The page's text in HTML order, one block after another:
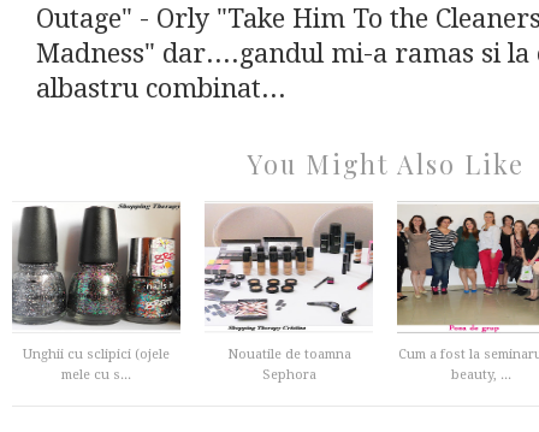
Outage" - Orly "Take Him To the
Madness" dar....gandul mi-a ramas si la
albastru combinat...
You Might Also Like
Unghii cu sclipici (ojele
mele cu s...
Nouatile de toamna
Sephora
Cum a fost la
beauty, ...